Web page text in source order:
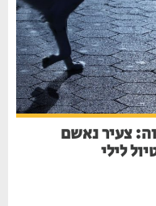
צעיר נאשם
לילי